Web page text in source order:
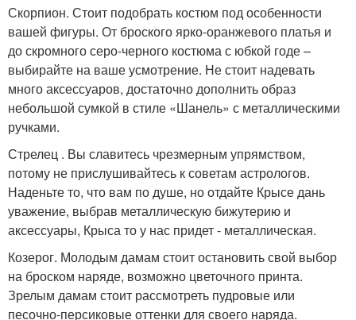
Скорпион. Стоит подобрать костюм под особенности
вашей фигуры. От броского ярко-оранжевого платья и
до скромного серо-черного костюма с юбкой годе –
выбирайте на ваше усмотрение. Не стоит надевать
много аксессуаров, достаточно дополнить образ
небольшой сумкой в стиле «Шанель» с металлическими
ручками.
Стрелец . Вы славитесь чрезмерным упрямством,
потому не прислушивайтесь к советам астрологов.
Наденьте то, что вам по душе, но отдайте Крысе дань
уважение, выбрав металлическую бижутерию и
аксессуары, Крыса то у нас придет - металлическая.
Козерог. Молодым дамам стоит остановить свой выбор
на броском наряде, возможно цветочного принта.
Зрелым дамам стоит рассмотреть пудровые или
песочно-персиковые оттенки для своего наряда.